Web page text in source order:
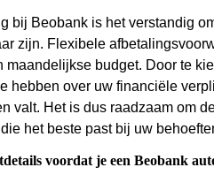
bij Beobank is het verstandig
zijn. Flexibele
budget. Door te
hebben over uw financiële
valt. Het is dus raadzaam om
het beste past bij uw
voordat je een Beobank